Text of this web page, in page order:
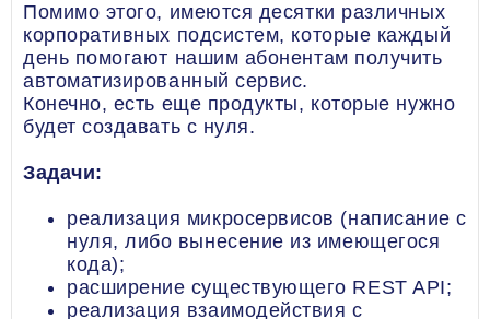
Помимо этого, имеются десятки различных
корпоративных подсистем, которые каждый
день помогают нашим абонентам получить
автоматизированный сервис.
Конечно, есть еще продукты, которые нужно
будет создавать с нуля.
Задачи:
реализация микросервисов (написание с
нуля, либо вынесение из имеющегося
кода);
расширение существующего REST API;
реализация взаимодействия с